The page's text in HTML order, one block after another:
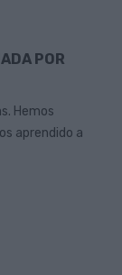
POR
Hemos
aprendido a